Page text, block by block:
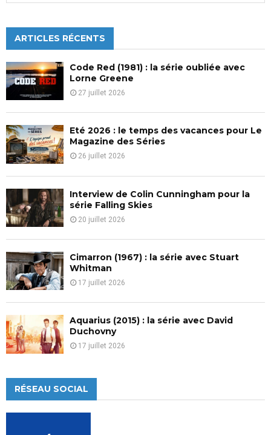
h
f
o
r
:
C
H
ARTICLES RÉCENTS
Code Red (1981) : la série oubliée avec
Lorne Greene
27 juillet 2026
Eté 2026 : le temps des vacances pour Le
Magazine des Séries
26 juillet 2026
Interview de Colin Cunningham pour la
série Falling Skies
20 juillet 2026
Cimarron (1967) : la série avec Stuart
Whitman
17 juillet 2026
Aquarius (2015) : la série avec David
Duchovny
17 juillet 2026
RÉSEAU SOCIAL